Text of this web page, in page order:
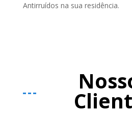
Antirruídos na sua residência.